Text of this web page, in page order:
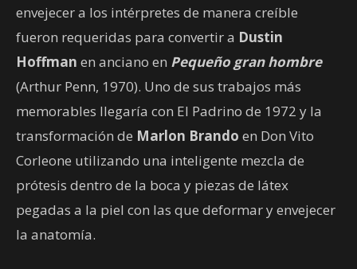
envejecer a los intérpretes de manera creíble
fueron requeridas para convertir a Dustin
Hoffman en anciano en Pequeño gran hombre
(Arthur Penn, 1970). Uno de sus trabajos más
memorables llegaría con El Padrino de 1972 y la
transformación de Marlon Brando en Don Vito
Corleone utilizando una inteligente mezcla de
prótesis dentro de la boca y piezas de látex
pegadas a la piel con las que deformar y envejecer
la anatomía.